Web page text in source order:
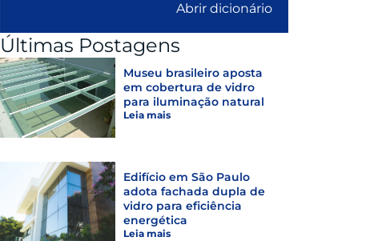
Abrir dicionário
Últimas Postagens
Museu brasileiro aposta
em cobertura de vidro
para iluminação natural
Leia mais
Edifício em São Paulo
adota fachada dupla de
vidro para eficiência
energética
Leia mais